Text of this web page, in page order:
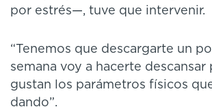
por estrés—, tuve que intervenir.
“Tenemos que descargarte un
semana voy a hacerte
gustan los parámetros físicos
dando”.